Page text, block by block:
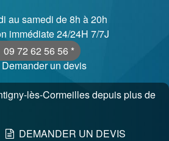
au samedi de 8h à 20h
immédiate 24/24H 7/7J
09 72 62 56 56 *
Demander un devis
lès-Cormeilles depuis plus de
DEMANDER UN DEVIS